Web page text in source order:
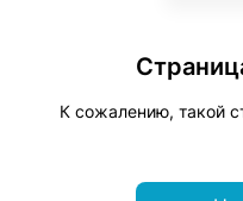
К сожалению, такой